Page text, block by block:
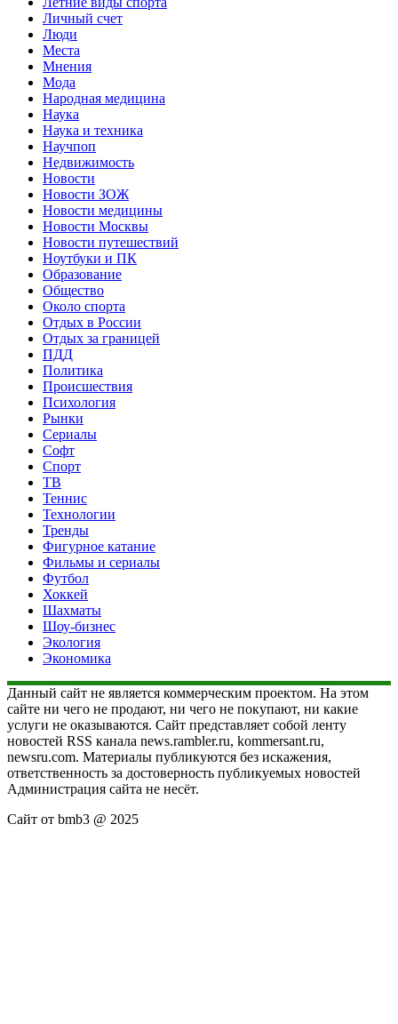
Личный счет
Люди
Места
Мнения
Мода
Народная медицина
Наука
Наука и техника
Научпоп
Недвижимость
Новости
Новости ЗОЖ
Новости медицины
Новости Москвы
Новости путешествий
Ноутбуки и ПК
Образование
Общество
Около спорта
Отдых в России
Отдых за границей
ПДД
Политика
Происшествия
Психология
Рынки
Сериалы
Софт
Спорт
ТВ
Теннис
Технологии
Тренды
Фигурное катание
Фильмы и сериалы
Футбол
Хоккей
Шахматы
Шоу-бизнес
Экология
Экономика
Данный сайт не является коммерческим проектом. На этом
сайте ни чего не продают, ни чего не покупают, ни какие
услуги не оказываются. Сайт представляет собой ленту
новостей RSS канала news.rambler.ru, kommersant.ru,
newsru.com. Материалы публикуются без искажения,
ответственность за достоверность публикуемых новостей
Администрация сайта не несёт.
Сайт от bmb3 @ 2025